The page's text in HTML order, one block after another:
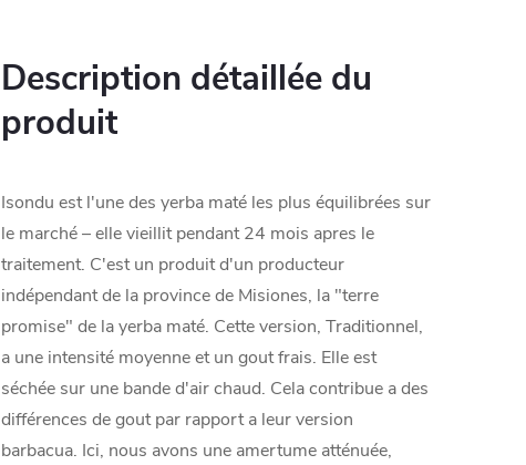
Description détaillée du
produit
Isondu est l'une des yerba maté les plus équilibrées sur
le marché – elle vieillit pendant 24 mois apres le
traitement. C'est un produit d'un producteur
indépendant de la province de Misiones, la "terre
promise" de la yerba maté. Cette version, Traditionnel,
a une intensité moyenne et un gout frais. Elle est
séchée sur une bande d'air chaud. Cela contribue a des
différences de gout par rapport a leur version
barbacua. Ici, nous avons une amertume atténuée,